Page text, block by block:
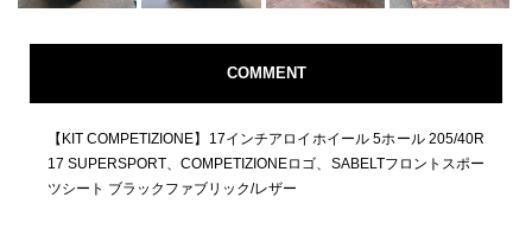
COMMENT
【KIT COMPETIZIONE】17インチアロイホイール 5ホール 205/40R
17 SUPERSPORT、COMPETIZIONEロゴ、SABELTフロントスポー
ツシート ブラックファブリック/レザー